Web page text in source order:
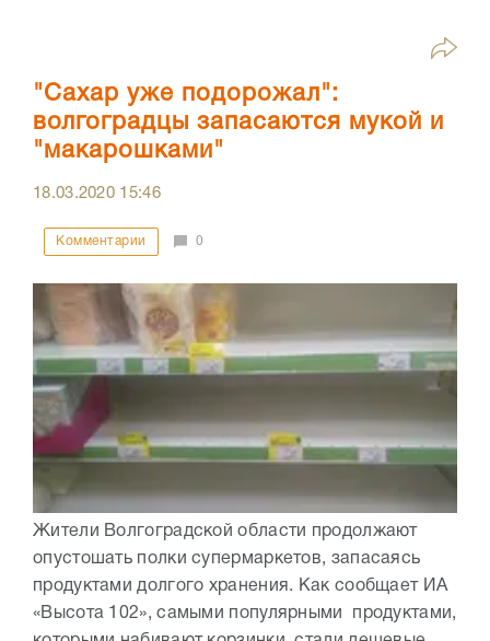
"Сахар уже подорожал":
волгоградцы запасаются мукой и
"макарошками"
18.03.2020 15:46
Комментарии 0
Жители Волгоградской области продолжают
опустошать полки супермаркетов, запасаясь
продуктами долгого хранения. Как сообщает ИА
«Высота 102», самыми популярными продуктами,